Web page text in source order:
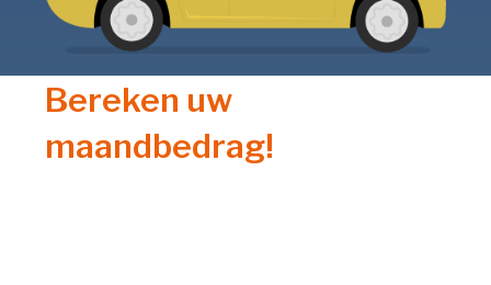
Bereken uw
maandbedrag!